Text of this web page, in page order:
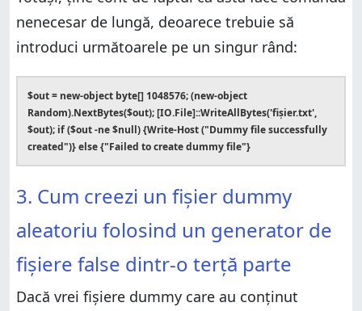
nenecesar de lungă, deoarece trebuie să
introduci următoarele pe un singur rând:
$out = new-object byte[] 1048576; (new-object
Random).NextBytes($out); [IO.File]::WriteAllBytes('fișier.txt',
$out); if ($out -ne $null) {Write-Host ("Dummy file successfully
created")} else {"Failed to create dummy file"}
3. Cum creezi un fișier dummy
aleatoriu folosind un generator de
fișiere false dintr-o terță parte
Dacă vrei fișiere dummy care au conținut